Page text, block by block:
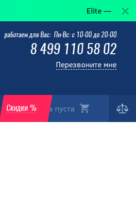
Elite — когда
Корзина пуста
Скидки %
работаем для Вас: Пн-Вс: с 10-00 до 20-00
8 499 110 58 02
Перезвоните мне